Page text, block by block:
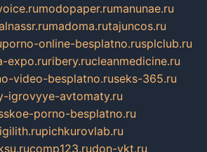
modopaper.rumanunae.ru
madoma.rutajuncos.ru
porno-online-besplatno.rusplclub.ru
expo.ruribery.rucleanmedicine.ru
video-besplatno.ruseks-365.ru
igrovyye-avtomaty.ru
porno-besplatno.ru
pichkurovlab.ru
comp123.rudon-ykt.ru